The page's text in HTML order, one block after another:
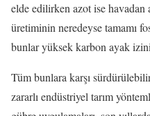
elde edilirken azot ise havadan
üretiminin neredeyse tamamı
bunlar yüksek karbon ayak
Tüm bunlara karşı
zararlı endüstriyel tarım